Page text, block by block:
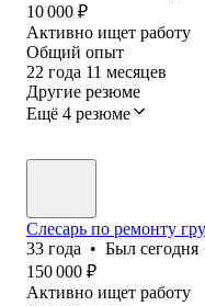
10 000 ₽
Активно ищет работу
Общий опыт
22 года 11 месяцев
Другие резюме
Ещё 4 резюме
Слесарь по ремонту
33 года • Был сегодня
150 000 ₽
Активно ищет работу